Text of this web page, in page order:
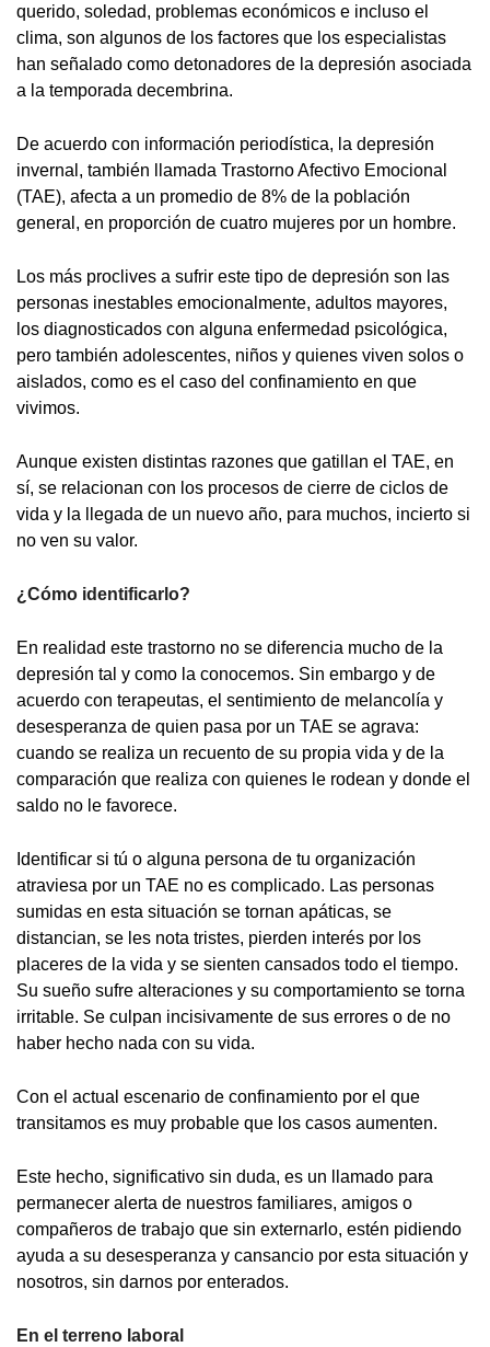
querido, soledad, problemas económicos e incluso el
clima, son algunos de los factores que los especialistas
han señalado como detonadores de la depresión asociada
a la temporada decembrina.
De acuerdo con información periodística, la depresión
invernal, también llamada Trastorno Afectivo Emocional
(TAE), afecta a un promedio de 8% de la población
general, en proporción de cuatro mujeres por un hombre.
Los más proclives a sufrir este tipo de depresión son las
personas inestables emocionalmente, adultos mayores,
los diagnosticados con alguna enfermedad psicológica,
pero también adolescentes, niños y quienes viven solos o
aislados, como es el caso del confinamiento en que
vivimos.
Aunque existen distintas razones que gatillan el TAE, en
sí, se relacionan con los procesos de cierre de ciclos de
vida y la llegada de un nuevo año, para muchos, incierto si
no ven su valor.
¿Cómo identificarlo?
En realidad este trastorno no se diferencia mucho de la
depresión tal y como la conocemos. Sin embargo y de
acuerdo con terapeutas, el sentimiento de melancolía y
desesperanza de quien pasa por un TAE se agrava:
cuando se realiza un recuento de su propia vida y de la
comparación que realiza con quienes le rodean y donde el
saldo no le favorece.
Identificar si tú o alguna persona de tu organización
atraviesa por un TAE no es complicado. Las personas
sumidas en esta situación se tornan apáticas, se
distancian, se les nota tristes, pierden interés por los
placeres de la vida y se sienten cansados todo el tiempo.
Su sueño sufre alteraciones y su comportamiento se torna
irritable. Se culpan incisivamente de sus errores o de no
haber hecho nada con su vida.
Con el actual escenario de confinamiento por el que
transitamos es muy probable que los casos aumenten.
Este hecho, significativo sin duda, es un llamado para
permanecer alerta de nuestros familiares, amigos o
compañeros de trabajo que sin externarlo, estén pidiendo
ayuda a su desesperanza y cansancio por esta situación y
nosotros, sin darnos por enterados.
En el terreno laboral